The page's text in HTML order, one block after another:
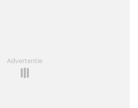
Advertentie